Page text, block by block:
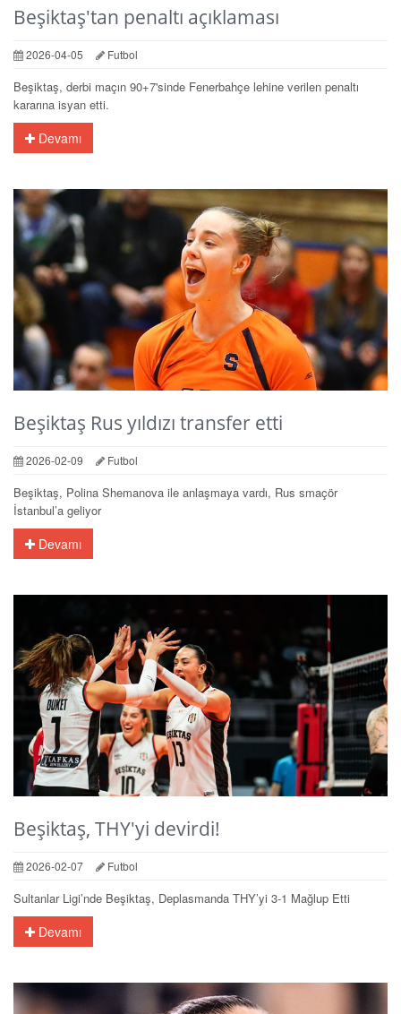
Beşiktaş'tan penaltı açıklaması
2026-04-05 Futbol
Beşiktaş, derbi maçın 90+7'sinde Fenerbahçe lehine verilen penaltı
kararına isyan etti.
Devamı
Beşiktaş Rus yıldızı transfer etti
2026-02-09 Futbol
Beşiktaş, Polina Shemanova ile anlaşmaya vardı, Rus smaçör
İstanbul’a geliyor
Devamı
Beşiktaş, THY'yi devirdi!
2026-02-07 Futbol
Sultanlar Ligi’nde Beşiktaş, Deplasmanda THY’yi 3-1 Mağlup Etti
Devamı